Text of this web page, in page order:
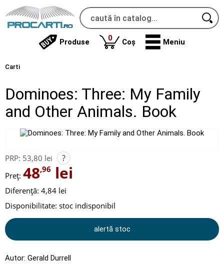
Produse 0produse
Coș Meniu
Carti
Dominoes: Three: My Family
and Other Animals. Book
PRP: 53,80 lei ?
Preț: 48,96 lei
Diferență: 4,84 lei
Disponibilitate: stoc indisponibil
alertă stoc
Autor: Gerald Durrell